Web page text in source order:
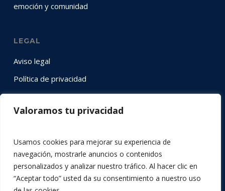
Valoramos tu privacidad
Usamos cookies para mejorar su experiencia de
navegación, mostrarle anuncios o contenidos
personalizados y analizar nuestro tráfico. Al hacer clic en
“Aceptar todo” usted da su consentimiento a nuestro uso
emoción y comunidad
LEGAL
Aviso legal
Política de privacidad
Política de cookies
Instagram
YouTube
LinkedIn
Facebook
Twitter